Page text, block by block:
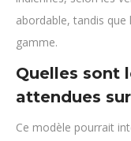
abordable, tandis
gamme.
Quelles sont
attendues
Ce modèle pourrait